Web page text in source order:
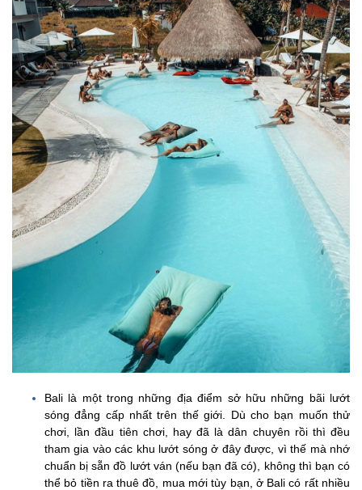
14. Thiết bị (máy
ảnh, camera hành
trình,..)
15. Balo nhỏ, túi đồ
nhỏ (vừa)
16. Bình nước
17. Kindle
18. Kính mắt
19. Áo mưa, ô/dù
III. Không nên mang gì
Bali là một trong những địa điểm sở hữu những bãi lướt
sóng đẳng cấp nhất trên thế giới. Dù cho bạn muốn thử
chơi, lần đầu tiên chơi, hay đã là dân chuyên rồi thì đều
tham gia vào các khu lướt sóng ở đây được, vì thế mà nhớ
chuẩn bị sẵn đồ lướt ván (nếu bạn đã có), không thì bạn có
thể bỏ tiền ra thuê đồ, mua mới tùy bạn, ở Bali có rất nhiều